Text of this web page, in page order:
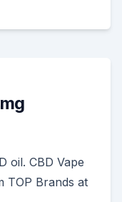
oil. CBD Vape
TOP Brands at